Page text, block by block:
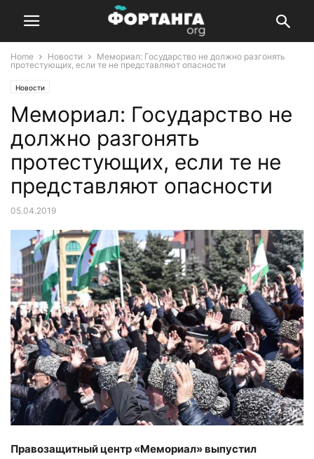
Home Новости
Мемориал: Государство не должно разгонять
протестующих, если те не представляют опасности
Новости
Мемориал: Государство не
должно разгонять
протестующих, если те не
представляют опасности
05.04.2019
Правозащитный центр «Мемориал» выпустил